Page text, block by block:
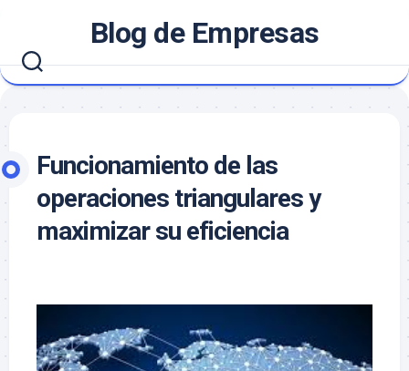
contenido
Blog de Empresas
Funcionamiento de las
operaciones triangulares y
maximizar su eficiencia